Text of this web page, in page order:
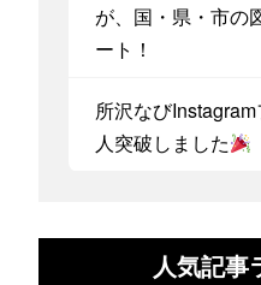
が、国・県・市の
ート！
所沢なび
人突破しました
人気記事